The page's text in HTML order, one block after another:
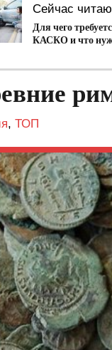
Сейчас
Для чего
КАСКО и что
, ТОП